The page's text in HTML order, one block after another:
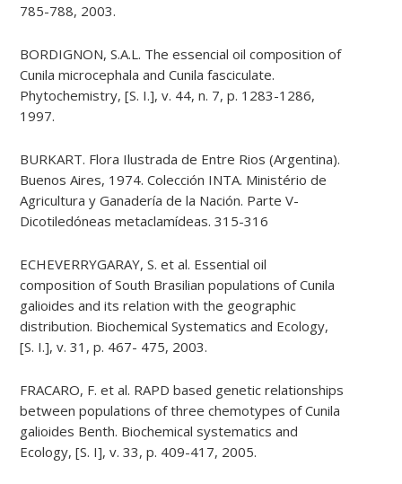
785-788, 2003.
BORDIGNON, S.A.L. The essencial oil composition of
Cunila microcephala and Cunila fasciculate.
Phytochemistry, [S. I.], v. 44, n. 7, p. 1283-1286,
1997.
BURKART. Flora Ilustrada de Entre Rios (Argentina).
Buenos Aires, 1974. Colección INTA. Ministério de
Agricultura y Ganadería de la Nación. Parte V-
Dicotiledóneas metaclamídeas. 315-316
ECHEVERRYGARAY, S. et al. Essential oil
composition of South Brasilian populations of Cunila
galioides and its relation with the geographic
distribution. Biochemical Systematics and Ecology,
[S. I.], v. 31, p. 467- 475, 2003.
FRACARO, F. et al. RAPD based genetic relationships
between populations of three chemotypes of Cunila
galioides Benth. Biochemical systematics and
Ecology, [S. I], v. 33, p. 409-417, 2005.